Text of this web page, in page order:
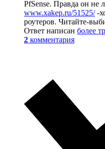
PfSense. Правда он не
www.xakep.ru/51525/-
роутеров. Читайте-
Ответ написан более
2 комментария